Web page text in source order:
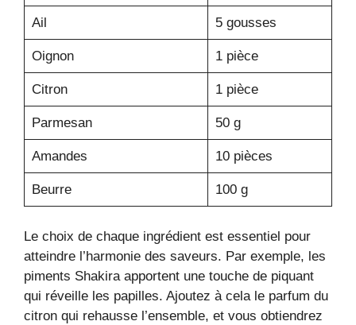
Ail 5 gousses
Oignon 1 pièce
Citron 1 pièce
Parmesan 50 g
Amandes 10 pièces
Beurre 100 g
Le choix de chaque ingrédient est essentiel pour
atteindre l’harmonie des saveurs. Par exemple, les
piments Shakira apportent une touche de piquant
qui réveille les papilles. Ajoutez à cela le parfum du
citron qui rehausse l’ensemble, et vous obtiendrez